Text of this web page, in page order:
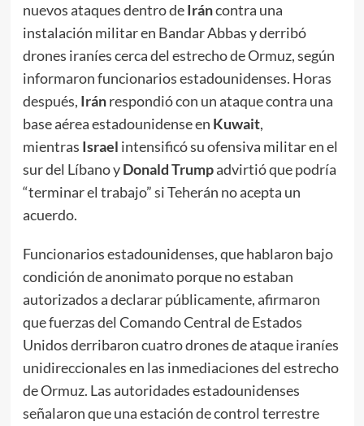
nuevos ataques dentro deIráncontra una
instalación militar en Bandar Abbas y derribó
drones iraníes cerca del estrecho de Ormuz, según
informaron funcionarios estadounidenses. Horas
después, Iránrespondió con un ataque contra una
base aérea estadounidense en Kuwait,
mientras Israel intensificó su ofensiva militar en el
sur del Líbano yDonald Trumpadvirtió que podría
“terminar el trabajo” si Teherán no acepta un
acuerdo.
Funcionarios estadounidenses, que hablaron bajo
condición de anonimato porque no estaban
autorizados a declarar públicamente, afirmaron
que fuerzas del Comando Central de Estados
Unidos derribaron cuatro drones de ataque iraníes
unidireccionales en las inmediaciones del estrecho
de Ormuz. Las autoridades estadounidenses
señalaron que una estación de control terrestre